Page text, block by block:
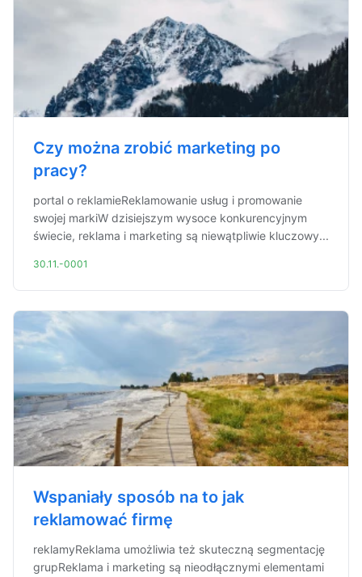
Czy można zrobić marketing po
pracy?
portal o reklamieReklamowanie usług i promowanie
swojej markiW dzisiejszym wysoce konkurencyjnym
świecie, reklama i marketing są niewątpliwie kluczowy...
30.11.-0001
Wspaniały sposób na to jak
reklamować firmę
reklamyReklama umożliwia też skuteczną segmentację
grupReklama i marketing są nieodłącznymi elementami